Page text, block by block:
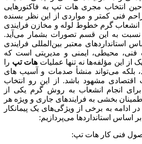
حین انتخاب مجری هات تپ به فاکتورهایی
فنی کمتر و مواردی از این نظر بسنده
انشعاب گرم خطوط لوله و مخازن فرایندی
نسبت به این قسم تصورات بشمار می‌آید.
استانداردهای معتبر بین‌المللی فرایندی
فنی، محیطی، ایمنی و مدیریتی است که
این مؤلفه‌ها نه تنها عملیات هات تپ را
بلکه می‌تواند منشأ صدمات و آسیب های
اقتصادی مشهود باشد. از این رو انتخاب
انجام انشعاب به روش گرم یکی از
بخشی به فرایندهای جاری و ویژه هر
به برخی از ویژگی‌های یک پیمانکار
اساس استانداردها می‌پردازیم:
اصول فنی کار هات تپ: